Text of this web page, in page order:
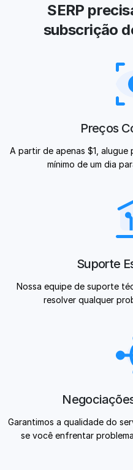
SERP
subscrição
Preços
A partir de apenas $1,
mínimo de um dia
Suporte
Nossa equipe de suporte
resolver qualquer
Garantimos a qualidade do
se você enfrentar